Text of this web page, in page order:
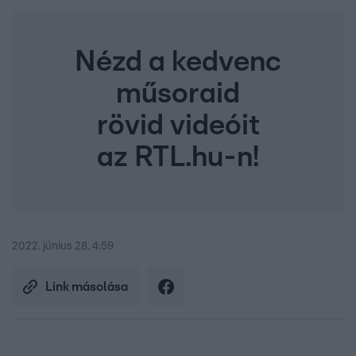
Nézd a kedvenc
műsoraid
rövid videóit
az RTL.hu-n!
2022. június 28. 4:59
Link másolása